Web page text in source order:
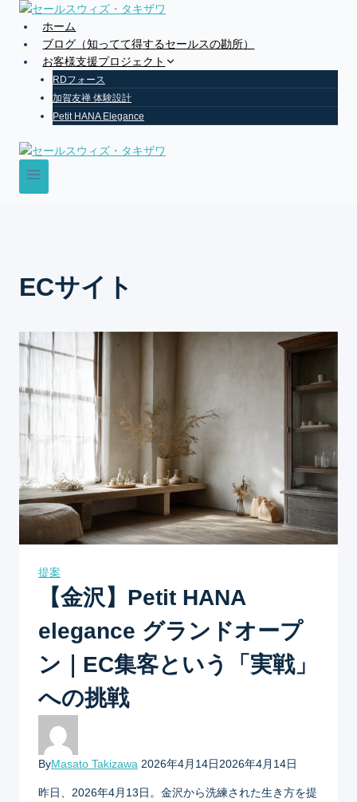
content
ホーム
ブログ（知ってて得するセールスの勘所）
お客様支援プロジェクト
RDフォース
加賀友禅 体験設計
Petit HANA Elegance
ECサイト
提案
【金沢】Petit HANA
elegance グランドオープ
ン｜EC集客という「実戦」
への挑戦
ByMasato Takizawa 2026年4月14日2026年4月14日
昨日、2026年4月13日。金沢から洗練された生き方を提